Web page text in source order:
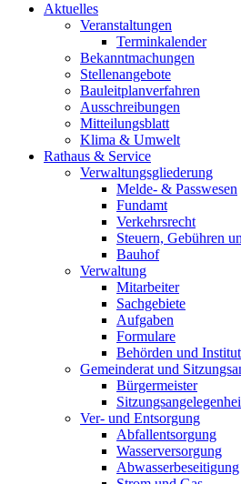
Aktuelles
Veranstaltungen
Terminkalender
Bekanntmachungen
Stellenangebote
Bauleitplanverfahren
Ausschreibungen
Mitteilungsblatt
Klima & Umwelt
Rathaus & Service
Verwaltungsgliederung
Melde- & Passwesen
Fundamt
Verkehrsrecht
Steuern, Gebühren
Bauhof
Verwaltung
Mitarbeiter
Sachgebiete
Aufgaben
Formulare
Behörden und
Gemeinderat und
Bürgermeister
Ver- und Entsorgung
Abfallentsorgung
Wasserversorgung
Abwasserbeseitigung